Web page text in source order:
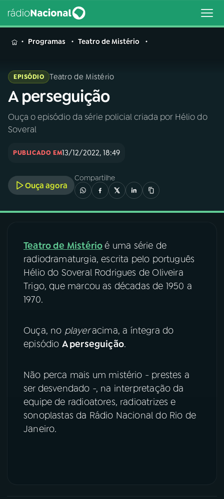
MENU
Buscar
na
Rádio
Nacional
Buscar
AO VIVO
INÍCIO
02A RÁDIO
03PROGRAMAÇÃO
06VIDEOCASTS
07ÚLTIMAS
08 FESTIVAL DE MÚSICA
Programas Teatro de Mistério
EPISÓDIO Teatro de Mistério
A perseguição
Ouça o episódio da série policial criada por Hélio do
Soveral
PUBLICADO EM13/12/2022, 18:49
Ouça agora
Compartilhe
Teatro de Mistérioé uma série de
radiodramaturgia, escrita pelo português
Hélio do Soveral Rodrigues de Oliveira
Trigo, que marcou as décadas de 1950 a
1970.
Ouça, no playeracima, a íntegra do
episódio A perseguição.
Não perca mais um mistério - prestes a
ser desvendado -, na interpretação da
equipe de radioatores, radioatrizes e
sonoplastas da Rádio Nacional do Rio de
Janeiro.